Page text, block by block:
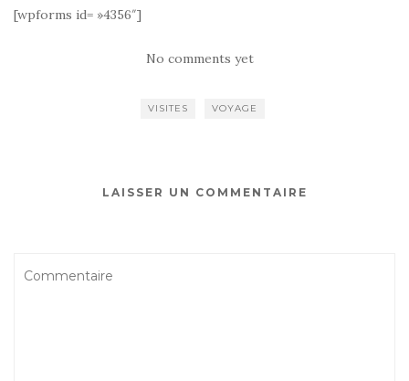
[wpforms id= »4356″]
No comments yet
VISITES VOYAGE
LAISSER UN COMMENTAIRE